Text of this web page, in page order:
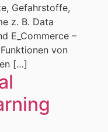
Gefahrstoffe,
z. B. Data
E_Commerce –
von
[…]